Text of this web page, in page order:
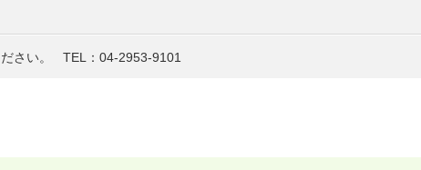
さい。 TEL：04-2953-9101